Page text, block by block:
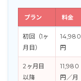
プラン 料金
初回（1ヶ
月目）
14,980
円
2ヶ月目
以降
11,980
円／月